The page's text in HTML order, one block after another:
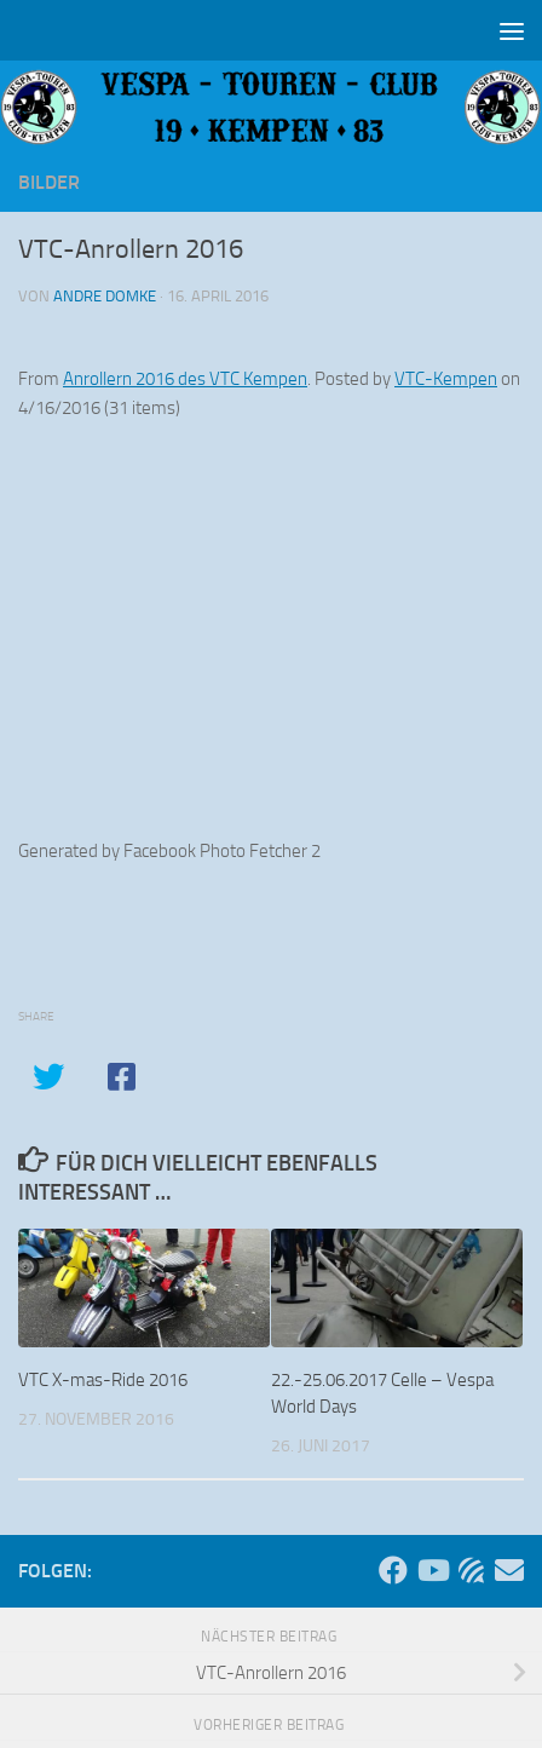
BILDER
VTC-Anrollern 2016
VON ANDRE DOMKE · 16. APRIL 2016
From Anrollern 2016 des VTC Kempen. Posted byVTC-Kempen on
4/16/2016 (31 items)
Generated by Facebook Photo Fetcher 2
SHARE
FÜR DICH VIELLEICHT EBENFALLS
INTERESSANT …
VTC X-mas-Ride 2016
27. NOVEMBER 2016
22.-25.06.2017 Celle – Vespa
World Days
26. JUNI 2017
FOLGEN:
NÄCHSTER BEITRAG
VTC-Anrollern 2016
VORHERIGER BEITRAG